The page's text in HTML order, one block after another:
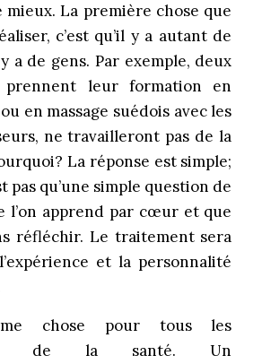
La première chose que
c’est qu’il y a autant de
a de gens. Par exemple, deux
leur formation en
en massage suédois avec les
ne travailleront pas de la
La réponse est simple;
pas qu’une simple question de
l’on apprend par cœur et que
réfléchir. Le traitement sera
et la personnalité
chose pour tous les
de la santé. Un